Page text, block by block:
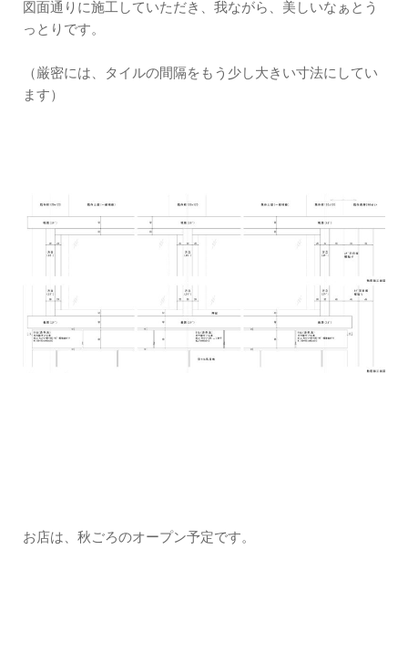
図面通りに施工していただき、我ながら、美しいなぁとう
っとりです。
（厳密には、タイルの間隔をもう少し大きい寸法にしてい
ます）
お店は、秋ごろのオープン予定です。